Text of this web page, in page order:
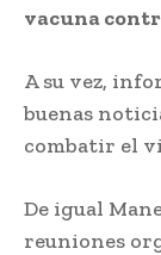
vacuna
A su vez,
buenas
combatir el
De igual
reuniones